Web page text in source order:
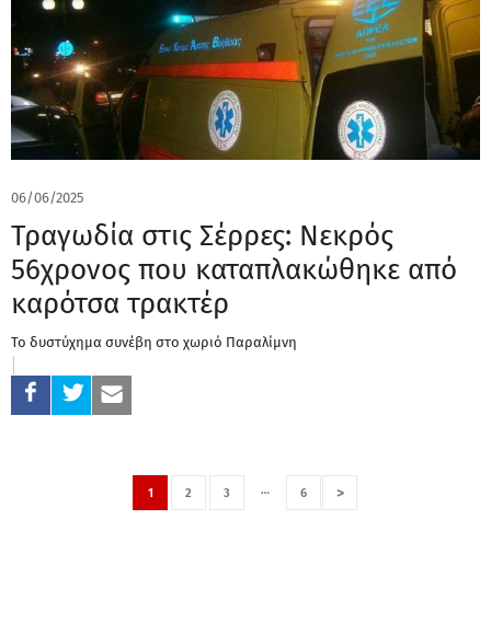
06/06/2025
Τραγωδία στις Σέρρες: Νεκρός
56χρονος που καταπλακώθηκε από
καρότσα τρακτέρ
Το δυστύχημα συνέβη στο χωριό Παραλίμνη
1 2 3 … 6 >